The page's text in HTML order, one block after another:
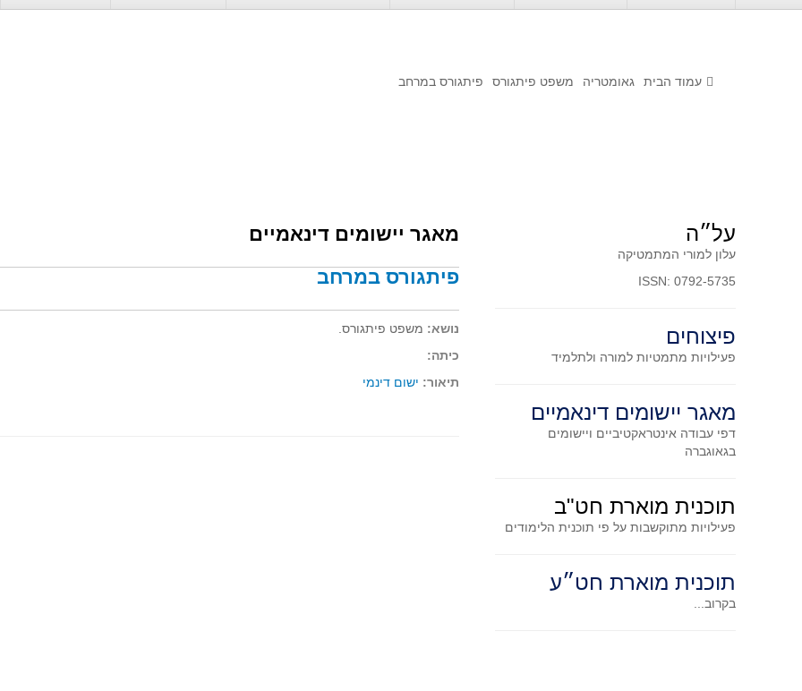
עמוד הבית גאומטריה משפט פיתגורס פיתגורס במרחב
מאגר יישומים דינאמיים
פיתגורס במרחב
נושא: משפט פיתגורס.
כיתה:
תיאור: ישום דינמי
על״ה
עלון למורי המתמטיקה
ISSN: 0792-5735
פיצוחים
פעילויות מתמטיות למורה ולתלמיד
מאגר יישומים דינאמיים
דפי עבודה אינטראקטיביים ויישומים
בגאוגברה
תוכנית מוארת חט"ב
פעילויות מתוקשבות על פי תוכנית הלימודים
תוכנית מוארת חט״ע
בקרוב...